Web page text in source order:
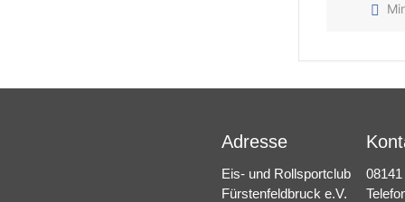
Adresse
Eis- und Rollsportclub
Fürstenfeldbruck e.V.